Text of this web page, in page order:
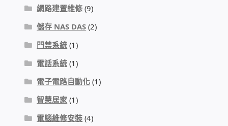
PHP程式設計
網路 工具 軟體 手冊
監視器安裝維修
監視器DIY
網路建置維修 (9)
儲存 NAS DAS (2)
門禁系統 (1)
電話系統 (1)
電子電路自動化 (1)
智慧居家 (1)
電腦維修安裝 (4)